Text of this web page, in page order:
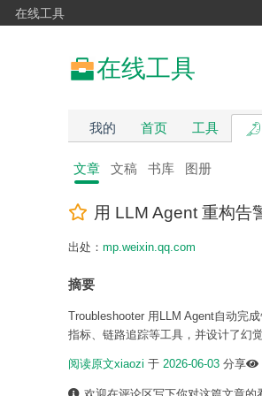
在线工具
在线工具
我的 首页 工具
文章 文稿 书库 图册
用 LLM Agent 重构告
出处： mp.weixin.qq.com
摘要
Troubleshooter 用LLM Agent自动完
指标、链路追踪等工具，并设计了幻
阅读原文xiaozi 于 2026-06-03 分享